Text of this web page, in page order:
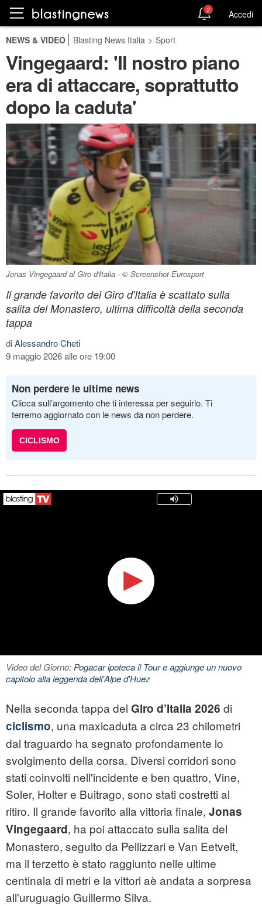
2 Accedi
NEWS & VIDEO Blasting News Italia > Sport
Vingegaard: 'Il nostro piano
era di attaccare, soprattutto
dopo la caduta'
Jonas Vingegaard al Giro d'Italia - © Screenshot Eurosport
Il grande favorito del Giro d'Italia è scattato sulla
salita del Monastero, ultima difficoltà della seconda
tappa
diAlessandro Cheti
9 maggio 2026 alle ore 19:00
Non perdere le ultime news
Clicca sull’argomento che ti interessa per seguirlo. Ti
terremo aggiornato con le news da non perdere.
CICLISMO
Video del Giorno:Pogacar ipoteca il Tour e aggiunge un nuovo
capitolo alla leggenda dell'Alpe d'Huez
Nella seconda tappa del Giro d’Italia 2026 di
ciclismo, una maxicaduta a circa 23 chilometri
dal traguardo ha segnato profondamente lo
svolgimento della corsa. Diversi corridori sono
stati coinvolti nell'incidente e ben quattro, Vine,
Soler, Holter e Buitrago, sono stati costretti al
ritiro. Il grande favorito alla vittoria finale, Jonas
Vingegaard, ha poi attaccato sulla salita del
Monastero, seguito da Pellizzari e Van Eetvelt,
ma il terzetto è stato raggiunto nelle ultime
centinaia di metri e la vittori aè andata a sorpresa
all'uruguagio Guillermo Silva.